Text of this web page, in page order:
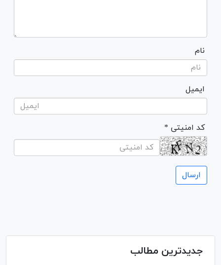
نام
ایمیل
* کد امنیتی
جدیدترین مطالب